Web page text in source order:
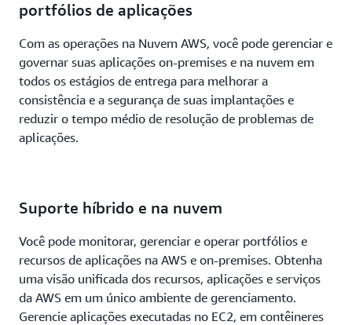
portfólios de aplicações
Com as operações na Nuvem AWS, você pode gerenciar e
governar suas aplicações on-premises e na nuvem em
todos os estágios de entrega para melhorar a
consistência e a segurança de suas implantações e
reduzir o tempo médio de resolução de problemas de
aplicações.
Suporte híbrido e na nuvem
Você pode monitorar, gerenciar e operar portfólios e
recursos de aplicações na AWS e on-premises. Obtenha
uma visão unificada dos recursos, aplicações e serviços
da AWS em um único ambiente de gerenciamento.
Gerencie aplicações executadas no EC2, em contêineres